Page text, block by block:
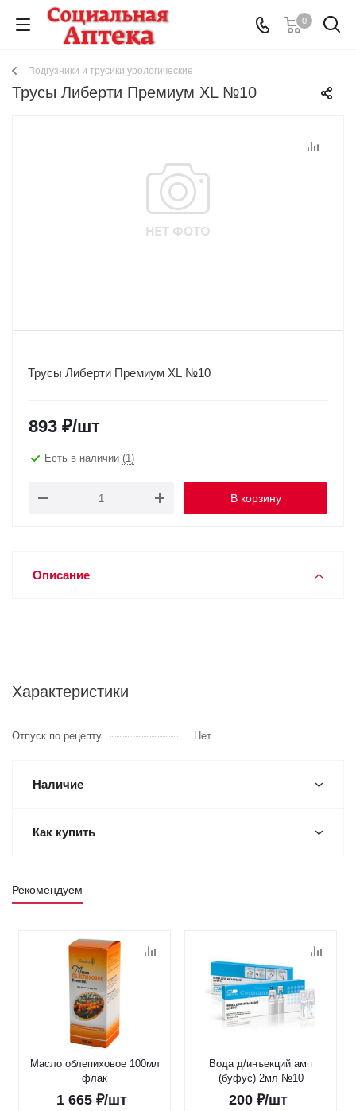
0
Подгузники и трусики урологические
Трусы Либерти Премиум XL №10
Трусы Либерти Премиум XL №10
893 ₽/шт
Есть в наличии (1)
В корзину
Описание
Характеристики
Отпуск по рецепту Нет
Наличие
Как купить
Рекомендуем
Масло облепиховое 100мл
флак
1 665 ₽/шт
Вода д/инъекций амп
(буфус) 2мл №10
200₽/шт